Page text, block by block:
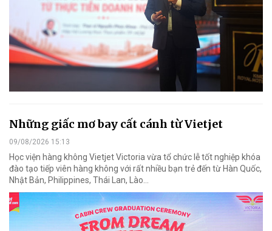
Những giấc mơ bay cất cánh từ Vietjet
09/08/2026 15:13
Học viện hàng không Vietjet Victoria vừa tổ chức lễ tốt nghiệp khóa
đào tạo tiếp viên hàng không với rất nhiều bạn trẻ đến từ Hàn Quốc,
Nhật Bản, Philippines, Thái Lan, Lào…